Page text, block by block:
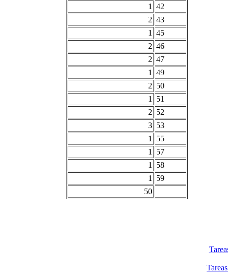
1
42
2 43
1
45
2 46
2 47
1
49
2 50
1
51
2 52
3 53
1
55
1
57
1
58
1
59
50